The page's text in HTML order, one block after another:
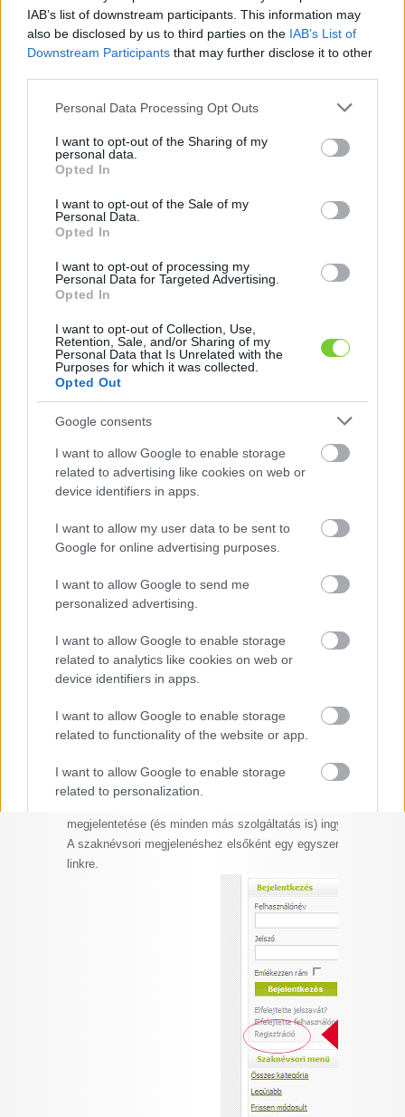
IAB’s list of downstream participants. This information may
also be disclosed by us to third parties on the IAB’s List of
Downstream Participants that may further disclose it to other
Please note that this website/app uses one or more Google
not limited to your visit or usage behaviour. You may click to
grant or deny consent to Google and its third-party tags to
use your data for below specified purposes in below Google
consent section.
Personal Data Processing Opt Outs
I want to opt-out of the Sharing of my
personal data.
Opted In
I want to opt-out of the Sale of my
Personal Data.
Opted In
I want to opt-out of processing my
Personal Data for Targeted Advertising.
Opted In
I want to opt-out of Collection, Use,
Retention, Sale, and/or Sharing of my
Personal Data that Is Unrelated with the
Purposes for which it was collected.
Opted Out
Google consents
I want to allow Google to enable storage
related to advertising like cookies on web or
device identifiers in apps.
I want to allow my user data to be sent to
Google for online advertising purposes.
I want to allow Google to send me
personalized advertising.
I want to allow Google to enable storage
related to analytics like cookies on web or
device identifiers in apps.
I want to allow Google to enable storage
related to functionality of the website or app.
I want to allow Google to enable storage
related to personalization.
I want to allow Google to enable storage
related to security, including authentication
functionality and fraud prevention, and other
Data Access Privacy Policy
Felhasználónév
Jelszó
Elfelejtette jelszavát?
Bejelentkezés
faiskola.hu
Kertészeti, kerti termékek és szolgáltatások térképes
KERTÉSZ ÉS KERTÉSZET REGISZTRÁCIÓ
Útmutató a regisztrációhoz
és a szaknévsori adatlap
kitöltéséhez
megjelentetése (és minden más szolgáltatás is) ingyenes.
A szaknévsori megjelenéshez elsőként egy egyszerű
linkre.